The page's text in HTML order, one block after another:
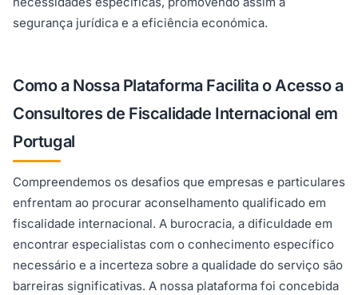
segurança jurídica e a eficiência económica.
Como a Nossa Plataforma Facilita o Acesso a
Consultores de Fiscalidade Internacional em
Portugal
Compreendemos os desafios que empresas e particulares
enfrentam ao procurar aconselhamento qualificado em
fiscalidade internacional. A burocracia, a dificuldade em
encontrar especialistas com o conhecimento específico
necessário e a incerteza sobre a qualidade do serviço são
barreiras significativas. A nossa plataforma foi concebida